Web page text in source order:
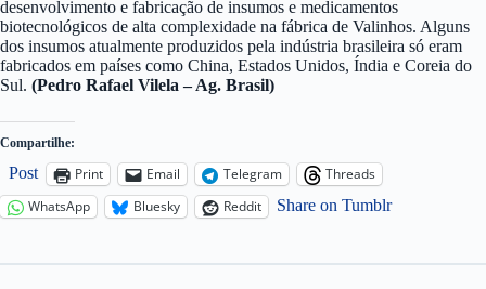
desenvolvimento e fabricação de insumos e medicamentos
biotecnológicos de alta complexidade na fábrica de Valinhos. Alguns
dos insumos atualmente produzidos pela indústria brasileira só eram
fabricados em países como China, Estados Unidos, Índia e Coreia do
Sul. (Pedro Rafael Vilela – Ag. Brasil)
Compartilhe:
Post Print Email Telegram
Threads
WhatsApp
Bluesky Reddit Share on Tumblr